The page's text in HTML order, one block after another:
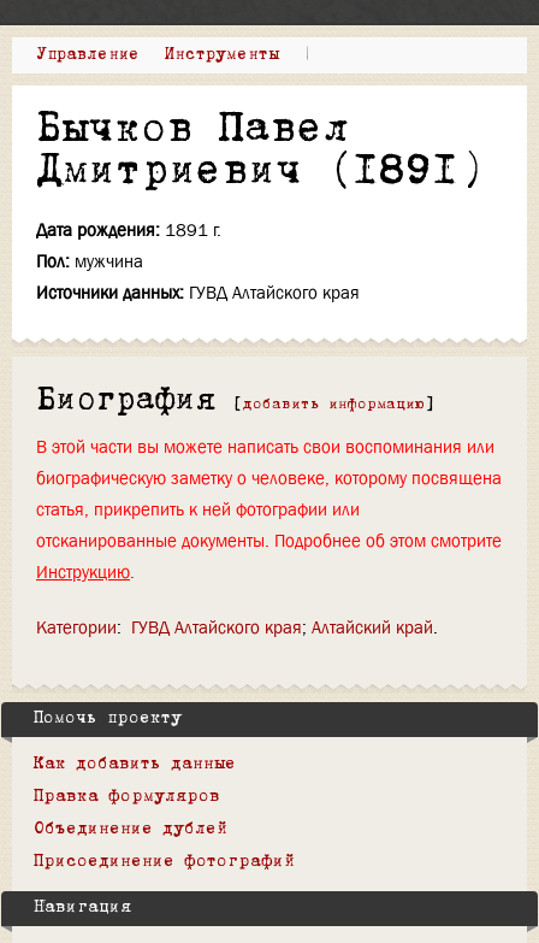
Управление Инструменты |
Бычков Павел
Дмитриевич (1891)
Дата рождения: 1891 г.
Пол: мужчина
Источники данных: ГУВД Алтайского края
Биография [ добавить информацию ]
В этой части вы можете написать свои воспоминания или
биографическую заметку о человеке, которому посвящена
статья, прикрепить к ней фотографии или
отсканированные документы. Подробнее об этом смотрите
Инструкцию.
Категории: ГУВД Алтайского края Алтайский край
Помочь проекту
Как добавить данные
Правка формуляров
Объединение дублей
Присоединение фотографий
Навигация